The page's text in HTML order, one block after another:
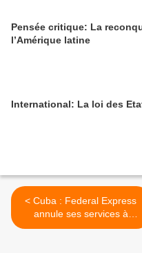
Pensée critique: La
l’Amérique latine
International: La loi des
< Cuba : Federal Express
annule ses services à
l'ambassade de Cuba à